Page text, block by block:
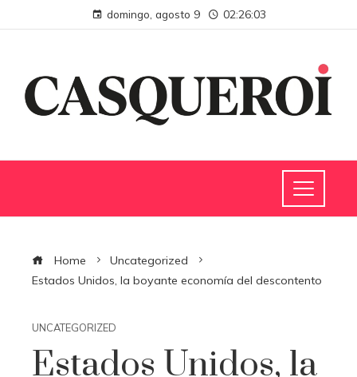
domingo, agosto 9 02:26:04
Home
Uncategorized
Estados Unidos, la boyante economía del descontento
UNCATEGORIZED
Estados Unidos, la